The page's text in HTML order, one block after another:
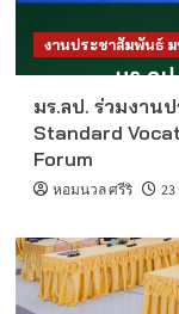
งานประชาสัมพันธ์
มร.ลป. ร่วมงาน
Standard
Forum
หอมนวล ศรีริ